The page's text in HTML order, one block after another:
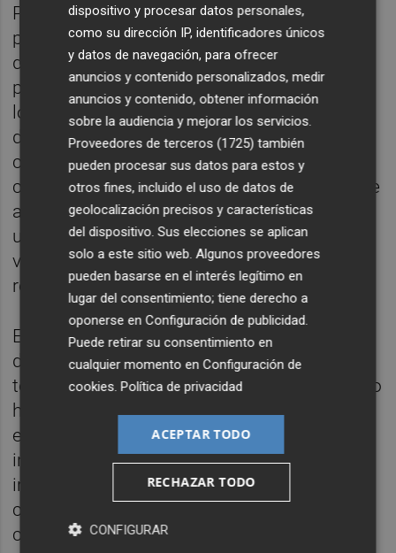
Parque de Cabecera para ver sus
posibilidades y la manera en la que
descifrarán su paisaje. Su metodología pasa
por recorrer el lugar, observar cómo circulan
los cuerpos y detectar finalmente las
dinámicas invisibles que estructuran lo
cotidiano en ese entorno. “El proyecto no
consiste en trasladar una forma preexistente
a un entorno determinado, sino en producir
una obra que surge del encuentro entre un
vocabulario corporal ya establecido y las
realidades concretas del terreno”, apuntan.
El resultado será una intervención efímeras
de entre diez y quince minutos que alterará
temporalmente la percepción del espacio. Lo
hacen con movimientos extremos y
equilibrios imposibles que desafían las
inercias habituales del lugar. Y un elemento
irrenunciable para ellos es la búsqueda por
cierta extrañeza en escenarios cotidianos y
conocidos.
dispositivo y procesar datos personales,
como su dirección IP, identificadores únicos
y datos de navegación, para ofrecer
anuncios y contenido personalizados, medir
anuncios y contenido, obtener información
sobre la audiencia y mejorar los servicios.
Proveedores de terceros (1725) también
pueden procesar sus datos para estos y
otros fines, incluido el uso de datos de
geolocalización precisos y características
del dispositivo. Sus elecciones se aplican
solo a este sitio web. Algunos proveedores
pueden basarse en el interés legítimo en
lugar del consentimiento; tiene derecho a
oponerse enConfiguración de publicidad
Puede retirar su consentimiento en
cualquier momento enConfiguración de
cookies .Política de privacidad
ACEPTAR TODO
RECHAZAR TODO
CONFIGURAR